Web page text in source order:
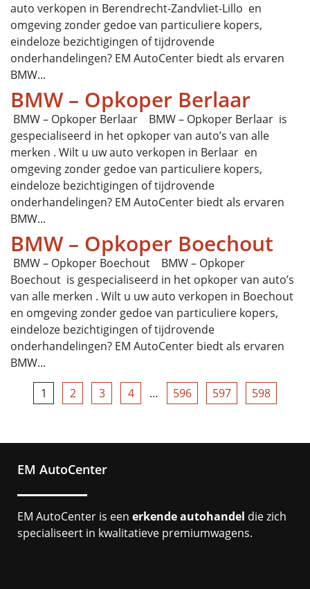
auto verkopen in Berendrecht-Zandvliet-Lillo en
omgeving zonder gedoe van particuliere kopers,
eindeloze bezichtigingen of tijdrovende
onderhandelingen? EM AutoCenter biedt als ervaren
BMW...
BMW – Opkoper Berlaar
BMW – Opkoper Berlaar BMW – Opkoper Berlaar is
gespecialiseerd in het opkoper van auto’s van alle
merken . Wilt u uw auto verkopen in Berlaar en
omgeving zonder gedoe van particuliere kopers,
eindeloze bezichtigingen of tijdrovende
onderhandelingen? EM AutoCenter biedt als ervaren
BMW...
BMW – Opkoper Boechout
BMW – Opkoper Boechout BMW – Opkoper
Boechout is gespecialiseerd in het opkoper van auto’s
van alle merken . Wilt u uw auto verkopen in Boechout
en omgeving zonder gedoe van particuliere kopers,
eindeloze bezichtigingen of tijdrovende
onderhandelingen? EM AutoCenter biedt als ervaren
BMW...
1
2 3 4 … 596 597 598
EM AutoCenter
EM AutoCenter is een erkende autohandel die zich
specialiseert in kwalitatieve premiumwagens.